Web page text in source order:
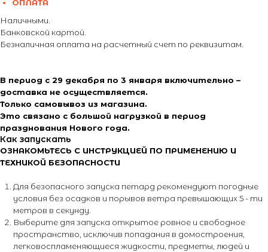
ОПЛАТА
Наличными.
Банковской картой.
Безналичная оплата на расчетный счет по реквизитам.
В период с 29 декабря по 3 января включительно –
доставка не осуществляется.
Только самовывоз из магазина.
Это связано с большой нагрузкой в период
празднования Нового года.
Как запускать
ОЗНАКОМЬТЕСЬ С ИНСТРУКЦИЕЙ ПО ПРИМЕНЕНИЮ И
ТЕХНИКОЙ БЕЗОПАСНОСТИ
Для безопасного запуска петард рекомендуют погодные
условия без осадков и порывов ветра превышающих 5 - ти
метров в секунду.
Выберите для запуска открытое ровное и свободное
пространство, исключив попадания в домостроения,
легковоспламеняющиеся жидкости, предметы, людей и